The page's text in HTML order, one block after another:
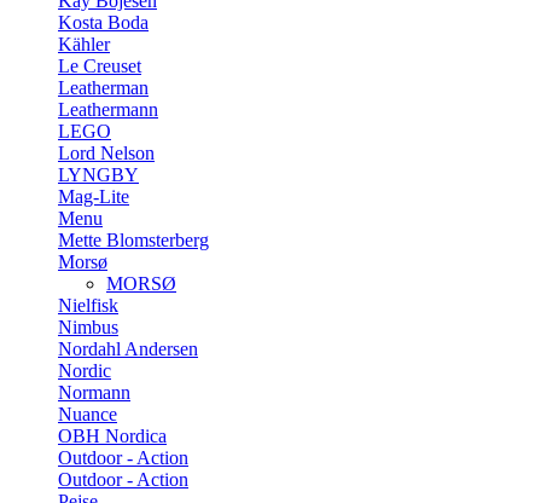
Kosta Boda
Kähler
Le Creuset
Leatherman
Leathermann
LEGO
Lord Nelson
LYNGBY
Mag-Lite
Menu
Mette Blomsterberg
Morsø
MORSØ
Nielfisk
Nimbus
Nordahl Andersen
Nordic
Normann
Nuance
OBH Nordica
Outdoor - Action
Outdoor - Action